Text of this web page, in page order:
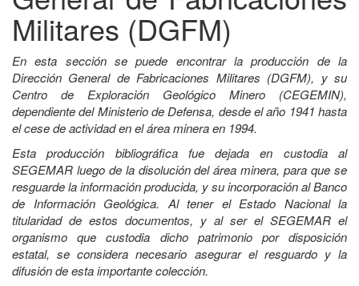
Militares (DGFM)
En esta sección se puede encontrar la producción de la
Dirección General de Fabricaciones Militares (DGFM), y su
Centro de Exploración Geológico Minero (CEGEMIN),
dependiente del Ministerio de Defensa, desde el año 1941 hasta
el cese de actividad en el área minera en 1994.
Esta producción bibliográfica fue dejada en custodia al
SEGEMAR luego de la disolución del área minera, para que se
resguarde la información producida, y su incorporación al Banco
de Información Geológica. Al tener el Estado Nacional la
titularidad de estos documentos, y al ser el SEGEMAR el
organismo que custodia dicho patrimonio por disposición
estatal, se considera necesario asegurar el resguardo y la
difusión de esta importante colección.